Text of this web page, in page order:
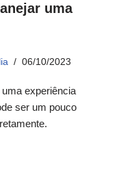
uma
06/10/2023
experiência
ser um pouco